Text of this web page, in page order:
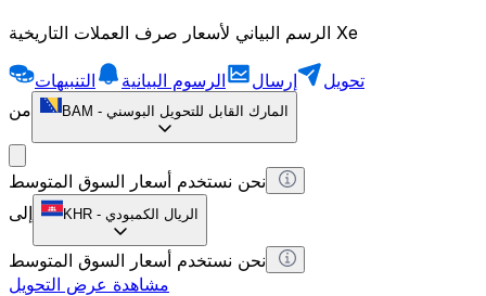
الرسم البياني لأسعار صرف العملات التاريخية Xe
تحويل إرسال الرسوم البيانية
التنبيهات
من
BAM - المارك القابل للتحويل البوسني
نحن نستخدم أسعار السوق المتوسط
إلى
KHR - الريال الكمبودي
نحن نستخدم أسعار السوق المتوسط
مشاهدة عرض التحويل